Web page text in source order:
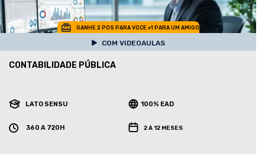
GANHE 2 POS PARA VOCE +1 PARA UM AMIGO
COM VIDEOAULAS
CONTABILIDADE PÚBLICA
LATO SENSU 100% EAD
360 A 720H 2 A 12 MESES